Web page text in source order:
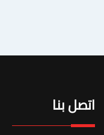
اتصل بنا